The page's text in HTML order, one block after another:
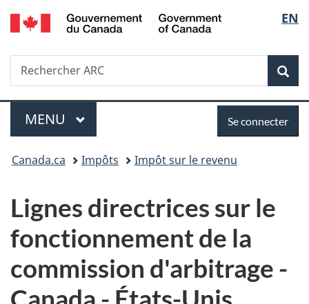
Passer
au
Passer
à
du
Passer
à
simplifiée
de
la
EN
Recherche
Rechercher
ARC
Menu
MENU PRINCIPAL
connecter
Se connecter
Vous
ici :
Canada.ca Impôts Impôt sur le revenu
Lignes directrices sur le
fonctionnement de la
commission d'arbitrage -